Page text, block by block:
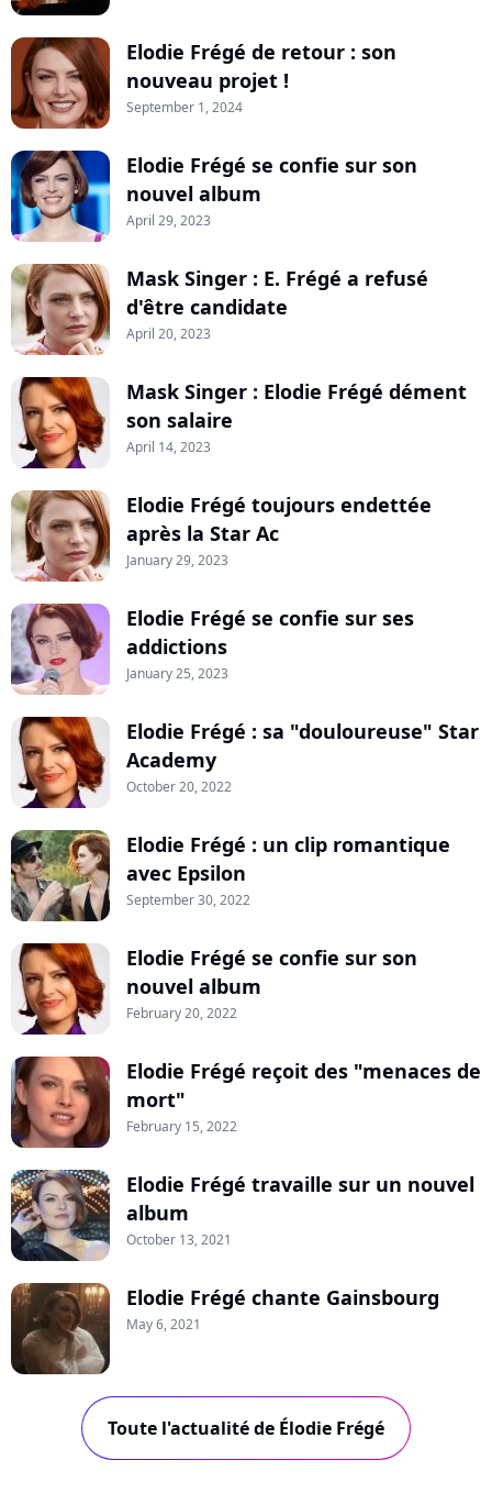
Elodie Frégé de retour : son
nouveau projet !
September 1, 2024
Elodie Frégé se confie sur son
nouvel album
April 29, 2023
Mask Singer : E. Frégé a refusé
d'être candidate
April 20, 2023
Mask Singer : Elodie Frégé dément
son salaire
April 14, 2023
Elodie Frégé toujours endettée
après la Star Ac
January 29, 2023
Elodie Frégé se confie sur ses
addictions
January 25, 2023
Elodie Frégé : sa "douloureuse" Star
Academy
October 20, 2022
Elodie Frégé : un clip romantique
avec Epsilon
September 30, 2022
Elodie Frégé se confie sur son
nouvel album
February 20, 2022
Elodie Frégé reçoit des "menaces de
mort"
February 15, 2022
Elodie Frégé travaille sur un nouvel
album
October 13, 2021
Elodie Frégé chante Gainsbourg
May 6, 2021
Toute l'actualité de Élodie Frégé